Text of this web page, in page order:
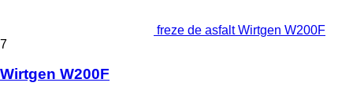
freze de asfalt Wirtgen W200F
7
Wirtgen W200F